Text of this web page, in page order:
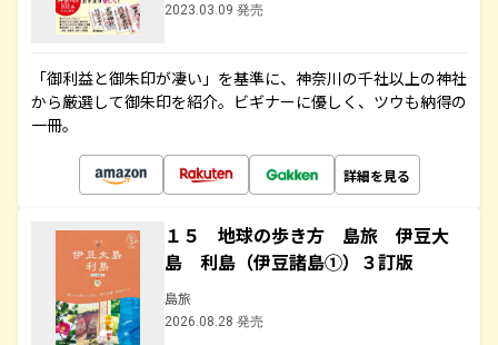
2023.03.09 発売
「御利益と御朱印が凄い」を基準に、神奈川の千社以上の神社
から厳選して御朱印を紹介。ビギナーに優しく、ツウも納得の
一冊。
詳細を見る
１５ 地球の歩き方 島旅 伊豆大
島 利島（伊豆諸島①）３訂版
島旅
2026.08.28 発売